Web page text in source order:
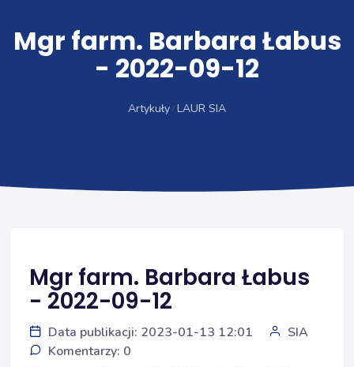
Mgr farm. Barbara Łabus
- 2022-09-12
Artykuły LAUR SIA
Mgr farm. Barbara Łabus
- 2022-09-12
Data publikacji: 2023-01-13 12:01
SIA
Komentarzy: 0